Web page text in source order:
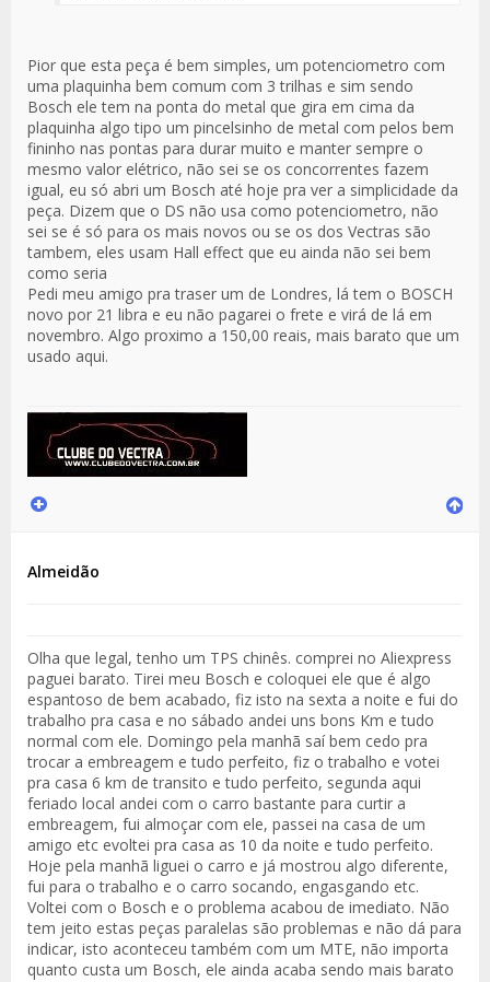
Pior que esta peça é bem simples, um potenciometro com
uma plaquinha bem comum com 3 trilhas e sim sendo
Bosch ele tem na ponta do metal que gira em cima da
plaquinha algo tipo um pincelsinho de metal com pelos bem
fininho nas pontas para durar muito e manter sempre o
mesmo valor elétrico, não sei se os concorrentes fazem
igual, eu só abri um Bosch até hoje pra ver a simplicidade da
peça. Dizem que o DS não usa como potenciometro, não
sei se é só para os mais novos ou se os dos Vectras são
tambem, eles usam Hall effect que eu ainda não sei bem
como seria
Pedi meu amigo pra traser um de Londres, lá tem o BOSCH
novo por 21 libra e eu não pagarei o frete e virá de lá em
novembro. Algo proximo a 150,00 reais, mais barato que um
usado aqui.
Almeidão
Olha que legal, tenho um TPS chinês. comprei no Aliexpress
paguei barato. Tirei meu Bosch e coloquei ele que é algo
espantoso de bem acabado, fiz isto na sexta a noite e fui do
trabalho pra casa e no sábado andei uns bons Km e tudo
normal com ele. Domingo pela manhã saí bem cedo pra
trocar a embreagem e tudo perfeito, fiz o trabalho e votei
pra casa 6 km de transito e tudo perfeito, segunda aqui
feriado local andei com o carro bastante para curtir a
embreagem, fui almoçar com ele, passei na casa de um
amigo etc evoltei pra casa as 10 da noite e tudo perfeito.
Hoje pela manhã liguei o carro e já mostrou algo diferente,
fui para o trabalho e o carro socando, engasgando etc.
Voltei com o Bosch e o problema acabou de imediato. Não
tem jeito estas peças paralelas são problemas e não dá para
indicar, isto aconteceu também com um MTE, não importa
quanto custa um Bosch, ele ainda acaba sendo mais barato